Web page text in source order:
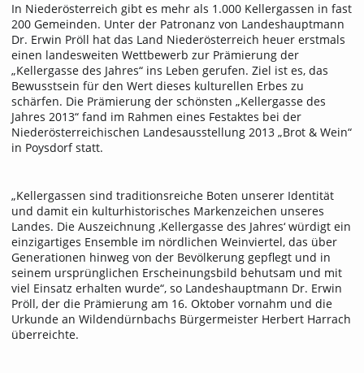
In Niederösterreich gibt es mehr als 1.000 Kellergassen in fast
200 Gemeinden. Unter der Patronanz von Landeshauptmann
Dr. Erwin Pröll hat das Land Niederösterreich heuer erstmals
einen landesweiten Wettbewerb zur Prämierung der
„Kellergasse des Jahres“ ins Leben gerufen. Ziel ist es, das
Bewusstsein für den Wert dieses kulturellen Erbes zu
schärfen. Die Prämierung der schönsten „Kellergasse des
Jahres 2013“ fand im Rahmen eines Festaktes bei der
Niederösterreichischen Landesausstellung 2013 „Brot & Wein“
in Poysdorf statt.
„Kellergassen sind traditionsreiche Boten unserer Identität
und damit ein kulturhistorisches Markenzeichen unseres
Landes. Die Auszeichnung ‚Kellergasse des Jahres‘ würdigt ein
einzigartiges Ensemble im nördlichen Weinviertel, das über
Generationen hinweg von der Bevölkerung gepflegt und in
seinem ursprünglichen Erscheinungsbild behutsam und mit
viel Einsatz erhalten wurde“, so Landeshauptmann Dr. Erwin
Pröll, der die Prämierung am 16. Oktober vornahm und die
Urkunde an Wildendürnbachs Bürgermeister Herbert Harrach
überreichte.